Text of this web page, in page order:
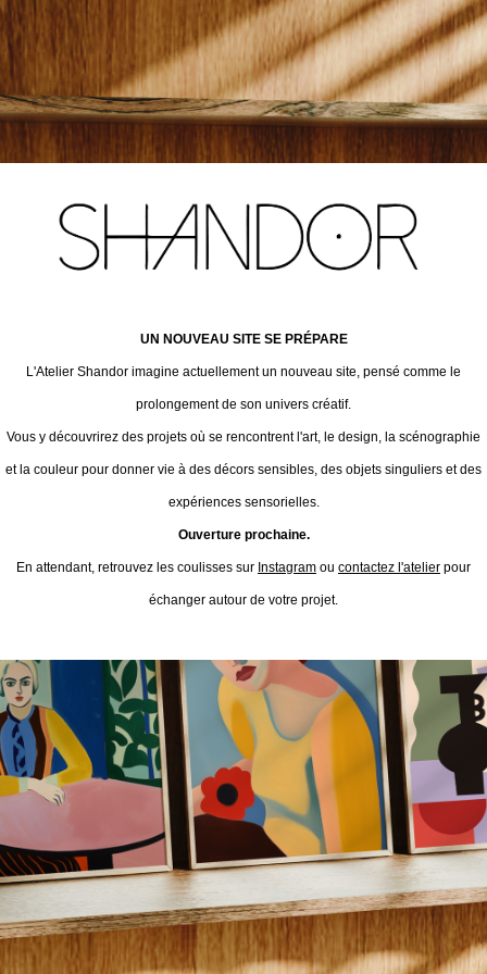
UN NOUVEAU SITE SE PRÉPARE
L'Atelier Shandor imagine actuellement un nouveau site, pensé comme le
prolongement de son univers créatif.
Vous y découvrirez des projets où se rencontrent l'art, le design, la scénographie
et la couleur pour donner vie à des décors sensibles, des objets singuliers et des
expériences sensorielles.
Ouverture prochaine.
En attendant, retrouvez les coulisses sur Instagram ou contactez l'atelier pour
échanger autour de votre projet.